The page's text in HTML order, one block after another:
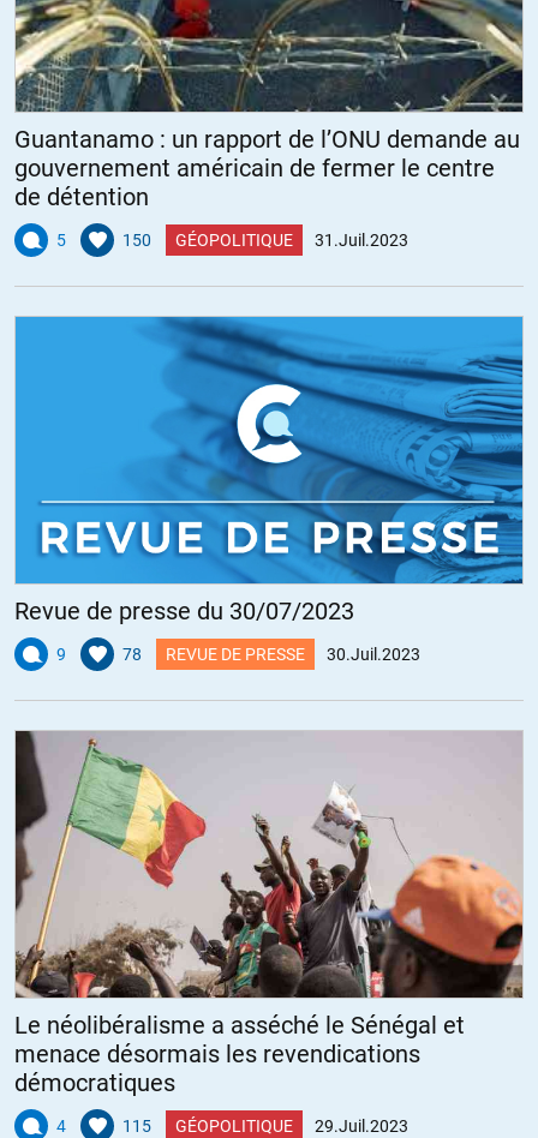
Guantanamo : un rapport de l’ONU demande au
gouvernement américain de fermer le centre
de détention
5 150 GÉOPOLITIQUE 31.Juil.2023
Revue de presse du 30/07/2023
9 78 REVUE DE PRESSE 30.Juil.2023
Le néolibéralisme a asséché le Sénégal et
menace désormais les revendications
démocratiques
4 115 GÉOPOLITIQUE 29.Juil.2023